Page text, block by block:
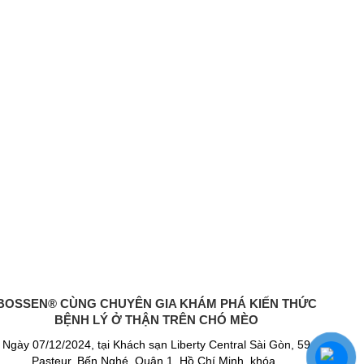
CÙNG CHUYÊN GIA KHÁM PHÁ KIẾN THỨC
BỆNH LÝ Ở THẬN TRÊN CHÓ MÈO
Ngày 07/12/2024, tại Khách sạn Liberty Central Sài Gòn, 59
Pasteur, Bến Nghé, Quận 1, Hồ Chí Minh, khóa..